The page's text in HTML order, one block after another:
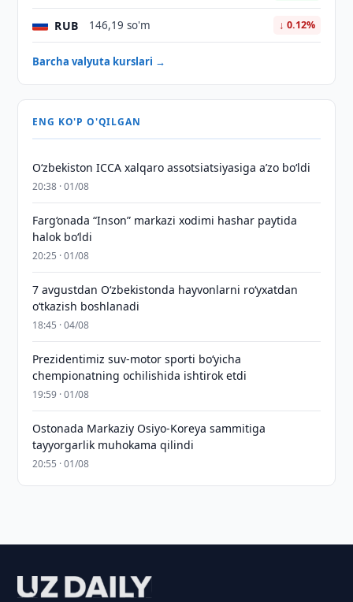
RUB 146,19 so'm ↓ 0.12%
Barcha valyuta kurslari →
ENG KO'P O'QILGAN
O‘zbekiston ICCA xalqaro assotsiatsiyasiga aʼzo bo‘ldi
20:38 · 01/08
Farg‘onada “Inson” markazi xodimi hashar paytida
halok bo‘ldi
20:25 · 01/08
7 avgustdan O‘zbekistonda hayvonlarni ro‘yxatdan
o‘tkazish boshlanadi
18:45 · 04/08
Prezidentimiz suv-motor sporti bo‘yicha
chempionatning ochilishida ishtirok etdi
19:59 · 01/08
Ostonada Markaziy Osiyo-Koreya sammitiga
tayyorgarlik muhokama qilindi
20:55 · 01/08